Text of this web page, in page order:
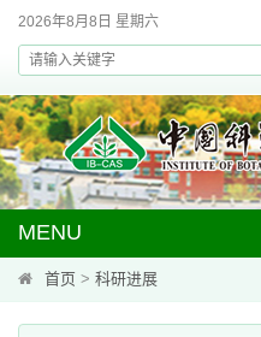
2026年8月8日 星期六
MENU
首页 > 科研进展